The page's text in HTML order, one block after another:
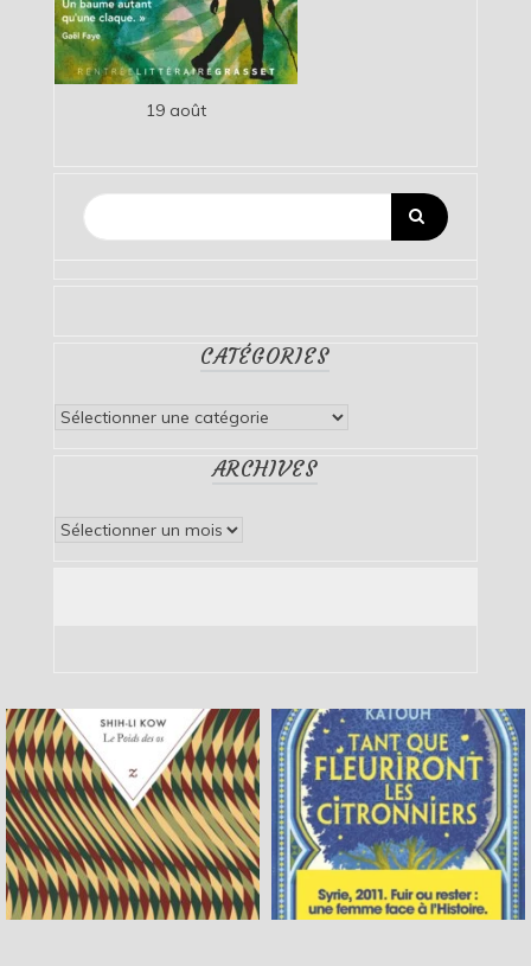
19 août
CATÉGORIES
Catégories
ARCHIVES
Archives